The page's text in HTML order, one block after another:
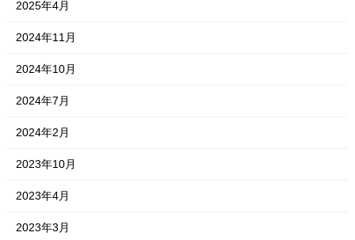
2025年4月
2024年11月
2024年10月
2024年7月
2024年2月
2023年10月
2023年4月
2023年3月